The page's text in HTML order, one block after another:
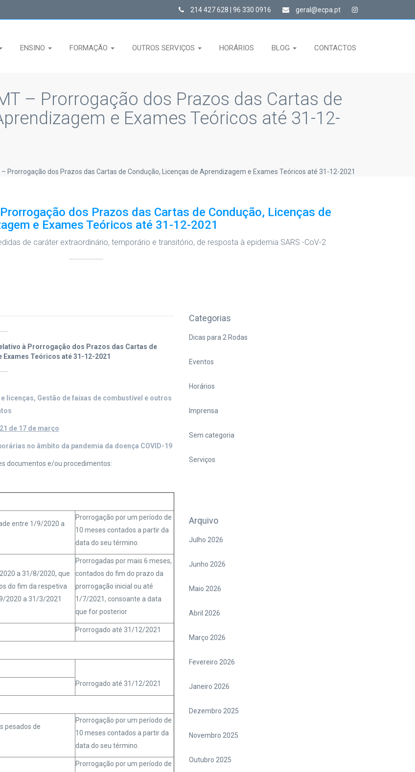
214 427 628 | 96 330 0916 geral@ecpa.pt
ENSINO FORMAÇÃO OUTROS SERVIÇOS HORÁRIOS BLOG CONTACTOS
– Prorrogação dos Prazos das Cartas de
e Exames Teóricos até 31-12-
– Prorrogação dos Prazos das Cartas de Condução, Licenças de Aprendizagem e Exames Teóricos até 31-12-2021
dos Prazos das Cartas de Condução, Licenças de
e Exames Teóricos até 31-12-2021
de caráter extraordinário, temporário e transitório, de resposta à epidemia SARS -CoV-2
à Prorrogação dos Prazos das Cartas de
Teóricos até 31-12-2021
licenças, Gestão de faixas de combustível e outros
de 17 de março
no âmbito da pandemia da doença COVID-19
documentos e/ou procedimentos:
entre 1/9/2020 a
Prorrogação por um período de
10 meses contados a partir da
data do seu término.
a 31/8/2020, que
do fim da respetiva
2020 a 31/3/2021
Prorrogadas por mais 6 meses,
contados do fim do prazo da
prorrogação inicial ou até
1/7/2021, consoante a data
que for posterior
Prorrogado até 31/12/2021
Prorrogado até 31/12/2021
pesados de
Prorrogação por um período de
10 meses contados a partir da
data do seu término.
Prorrogação por um período de
Categorias
Dicas para 2 Rodas
Eventos
Horários
Imprensa
Sem categoria
Serviços
Arquivo
Julho 2026
Junho 2026
Maio 2026
Abril 2026
Março 2026
Fevereiro 2026
Janeiro 2026
Dezembro 2025
Novembro 2025
Outubro 2025